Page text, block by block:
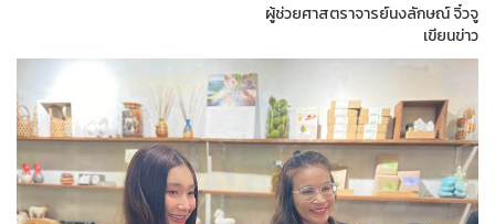
ผู้ช่วยศาสตราจารย์นงลักษณ์ จิ๋วจู
เขียนข่าว